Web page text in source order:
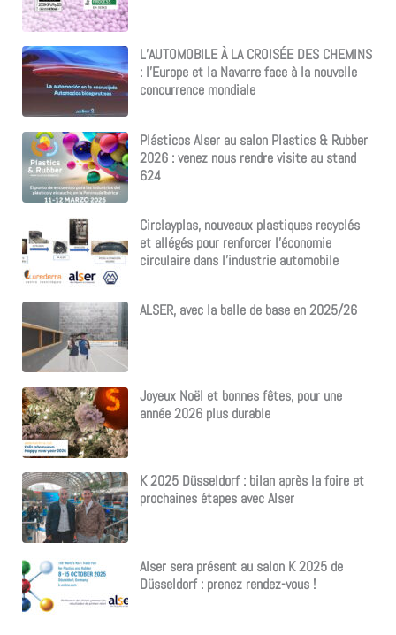
L’AUTOMOBILE À LA CROISÉE DES CHEMINS
: l’Europe et la Navarre face à la nouvelle
concurrence mondiale
Plásticos Alser au salon Plastics & Rubber
2026 : venez nous rendre visite au stand
624
Circlayplas, nouveaux plastiques recyclés
et allégés pour renforcer l’économie
circulaire dans l’industrie automobile
ALSER, avec la balle de base en 2025/26
Joyeux Noël et bonnes fêtes, pour une
année 2026 plus durable
K 2025 Düsseldorf : bilan après la foire et
prochaines étapes avec Alser
Alser sera présent au salon K 2025 de
Düsseldorf : prenez rendez-vous !